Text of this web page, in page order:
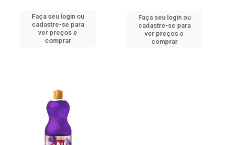
Faça seu login ou
cadastre-se para
ver preços e
comprar
Faça seu login ou
cadastre-se para
ver preços e
comprar